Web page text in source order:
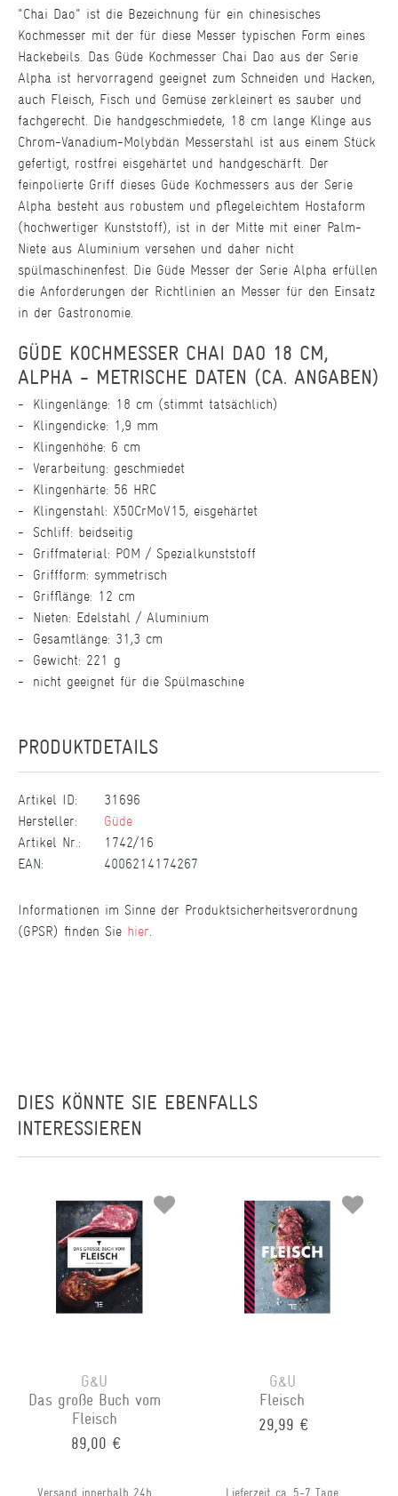
"Chai Dao" ist die Bezeichnung für ein chinesisches
Kochmesser mit der für diese Messer typischen Form eines
Hackebeils. Das Güde Kochmesser Chai Dao aus der Serie
Alpha ist hervorragend geeignet zum Schneiden und Hacken,
auch Fleisch, Fisch und Gemüse zerkleinert es sauber und
fachgerecht. Die handgeschmiedete, 18 cm lange Klinge aus
Chrom-Vanadium-Molybdän Messerstahl ist aus einem Stück
gefertigt, rostfrei eisgehärtet und handgeschärft. Der
feinpolierte Griff dieses Güde Kochmessers aus der Serie
Alpha besteht aus robustem und pflegeleichtem Hostaform
(hochwertiger Kunststoff), ist in der Mitte mit einer Palm-
Niete aus Aluminium versehen und daher nicht
spülmaschinenfest. Die Güde Messer der Serie Alpha erfüllen
die Anforderungen der Richtlinien an Messer für den Einsatz
in der Gastronomie.
GÜDE KOCHMESSER CHAI DAO 18 CM,
ALPHA - METRISCHE DATEN (CA. ANGABEN)
Klingenlänge: 18 cm (stimmt tatsächlich)
Klingendicke: 1,9 mm
Klingenhöhe: 6 cm
Verarbeitung: geschmiedet
Klingenhärte: 56 HRC
Klingenstahl: X50CrMoV15, eisgehärtet
Schliff: beidseitig
Griffmaterial: POM / Spezialkunststoff
Griffform: symmetrisch
Grifflänge: 12 cm
Nieten: Edelstahl / Aluminium
Gesamtlänge: 31,3 cm
Gewicht: 221 g
nicht geeignet für die Spülmaschine
PRODUKTDETAILS
Artikel ID:
31696
Hersteller:
Güde
Artikel Nr.:
1742/16
EAN:
4006214174267
Informationen im Sinne der Produktsicherheitsverordnung
(GPSR) finden Sie hier
DIES KÖNNTE SIE EBENFALLS
INTERESSIEREN
G&U
Das große Buch vom
Fleisch
89,00 €
Versand innerhalb 24h
G&U
Fleisch
29,99 €
Lieferzeit ca. 5-7 Tage